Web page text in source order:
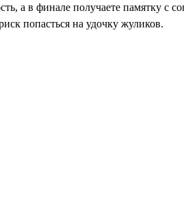
а в финале получаете памятку с
попасться на удочку жуликов.